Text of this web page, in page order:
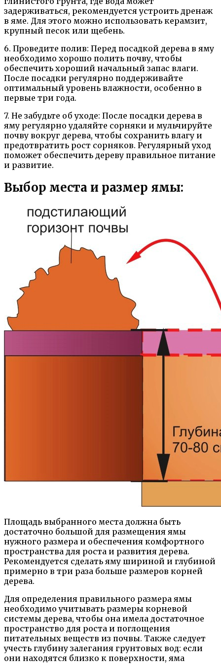
задерживаться, рекомендуется устроить дренаж
в яме. Для этого можно использовать керамзит,
крупный песок или щебень.
6. Проведите полив: Перед посадкой дерева в яму
необходимо хорошо полить почву, чтобы
обеспечить хороший начальный запас влаги.
После посадки регулярно поддерживайте
оптимальный уровень влажности, особенно в
первые три года.
7. Не забудьте об уходе: После посадки дерева в
яму регулярно удаляйте сорняки и мульчируйте
почву вокруг дерева, чтобы сохранить влагу и
предотвратить рост сорняков. Регулярный уход
поможет обеспечить дереву правильное питание
и развитие.
Выбор места и размер ямы:
Площадь выбранного места должна быть
достаточно большой для размещения ямы
нужного размера и обеспечения комфортного
пространства для роста и развития дерева.
Рекомендуется сделать яму шириной и глубиной
примерно в три раза больше размеров корней
дерева.
Для определения правильного размера ямы
необходимо учитывать размеры корневой
системы дерева, чтобы она имела достаточное
пространство для роста и поглощения
питательных веществ из почвы. Также следует
учесть глубину залегания грунтовых вод: если
они находятся близко к поверхности, яма